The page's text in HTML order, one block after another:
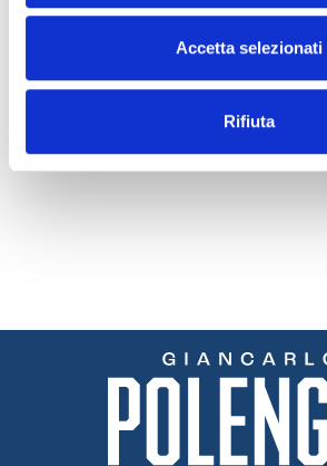
Accetta selezionati
Rifiuta
17 JULY 2026
Varieties of Italian
lemons: a guide to the
finest cultivars and their
Read